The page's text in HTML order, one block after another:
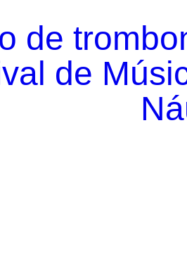
de
de